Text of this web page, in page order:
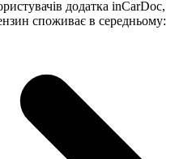
додатка inCarDoc,
споживає в середньому: